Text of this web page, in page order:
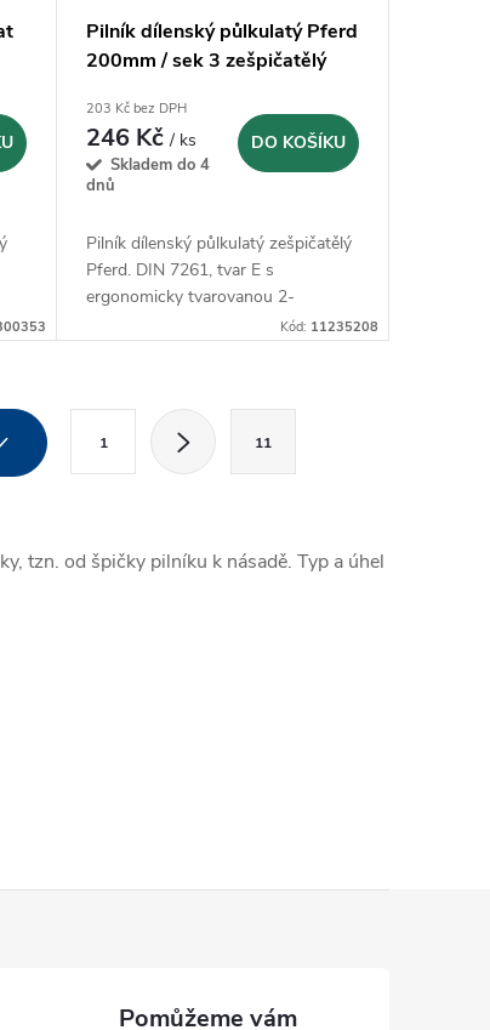
Pilník dílenský půlkulatý Pferd
200mm / sek 3 zešpičatělý
203 Kč bez DPH
246 Kč/ ks
Skladem do 4
dnů
DO KOŠÍKU
Pilník dílenský půlkulatý zešpičatělý
Pferd. DIN 7261, tvar E s
ergonomicky tvarovanou 2-
složkovou plastovou rukojetí
Kód: 11235208
1 11
tzn. od špičky pilníku k násadě. Typ a úhel